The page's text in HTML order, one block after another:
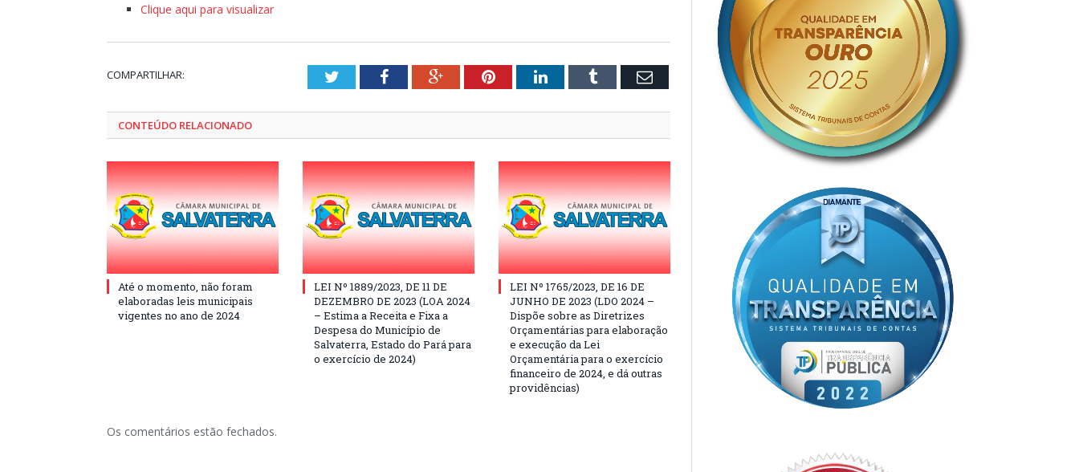
Clique aqui para visualizar
COMPARTILHAR: TwitterFacebookGoogle+PinterestLinkedInTumblr Email
CONTEÚDO RELACIONADO
Até o momento, não foram
elaboradas leis municipais
vigentes no ano de 2024
LEI Nº 1889/2023, DE 11 DE
DEZEMBRO DE 2023 (LOA 2024
– Estima a Receita e Fixa a
Despesa do Município de
Salvaterra, Estado do Pará para
o exercício de 2024)
LEI Nº 1765/2023, DE 16 DE
JUNHO DE 2023 (LDO 2024 –
Dispõe sobre as Diretrizes
Orçamentárias para elaboração
e execução da Lei
Orçamentária para o exercício
financeiro de 2024, e dá outras
providências)
Os comentários estão fechados.